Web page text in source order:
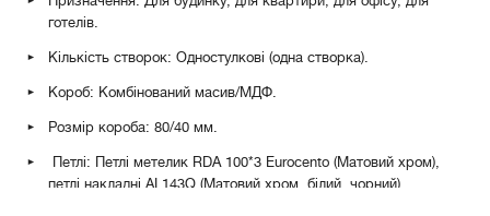
готелів.
Кількість створок: Одностулкові (одна створка).
Короб: Комбінований масив/МДФ.
Розмір короба: 80/40 мм.
Петлі: Петлі метелик RDA 100*3 Eurocento (Матовий хром),
петлі накладні AL143Q (Матовий хром, білий, чорний).